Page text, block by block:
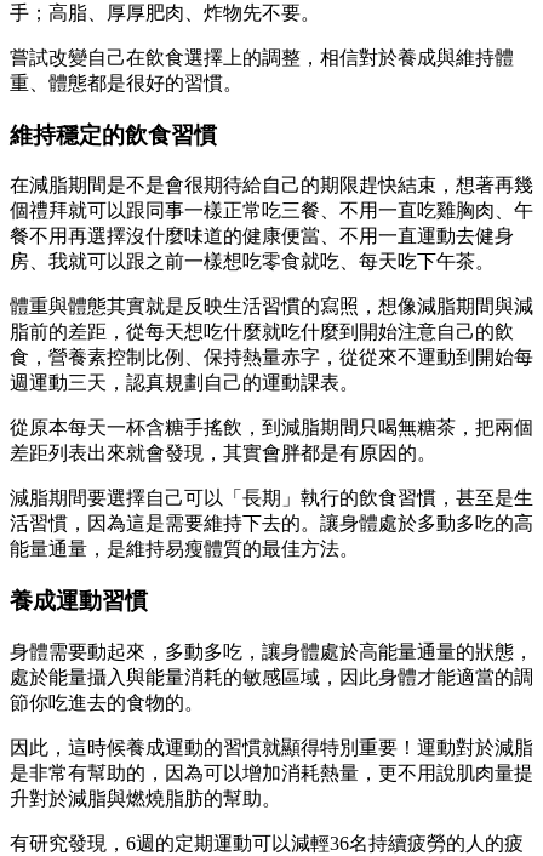
手；高脂、厚厚肥肉、炸物先不要。
嘗試改變自己在飲食選擇上的調整，相信對於養成與維持體
重、體態都是很好的習慣。
維持穩定的飲食習慣
在減脂期間是不是會很期待給自己的期限趕快結束，想著再幾
個禮拜就可以跟同事一樣正常吃三餐、不用一直吃雞胸肉、午
餐不用再選擇沒什麼味道的健康便當、不用一直運動去健身
房、我就可以跟之前一樣想吃零食就吃、每天吃下午茶。
體重與體態其實就是反映生活習慣的寫照，想像減脂期間與減
脂前的差距，從每天想吃什麼就吃什麼到開始注意自己的飲
食，營養素控制比例、保持熱量赤字，從從來不運動到開始每
週運動三天，認真規劃自己的運動課表。
從原本每天一杯含糖手搖飲，到減脂期間只喝無糖茶，把兩個
差距列表出來就會發現，其實會胖都是有原因的。
減脂期間要選擇自己可以「長期」執行的飲食習慣，甚至是生
活習慣，因為這是需要維持下去的。讓身體處於多動多吃的高
能量通量，是維持易瘦體質的最佳方法。
養成運動習慣
身體需要動起來，多動多吃，讓身體處於高能量通量的狀態，
處於能量攝入與能量消耗的敏感區域，因此身體才能適當的調
節你吃進去的食物的。
因此，這時候養成運動的習慣就顯得特別重要！運動對於減脂
是非常有幫助的，因為可以增加消耗熱量，更不用說肌肉量提
升對於減脂與燃燒脂肪的幫助。
有研究發現，6週的定期運動可以減輕36名持續疲勞的人的疲